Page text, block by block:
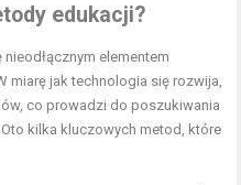
edukacji?
elementem
miarę jak technologia się rozwija,
co prowadzi do poszukiwania
kilka kluczowych metod, które